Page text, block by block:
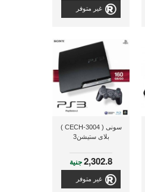
غير متوفر
سونى ( CECH-3004 )
بلاى ستيشن3
2,302.8جنية
غير متوفر